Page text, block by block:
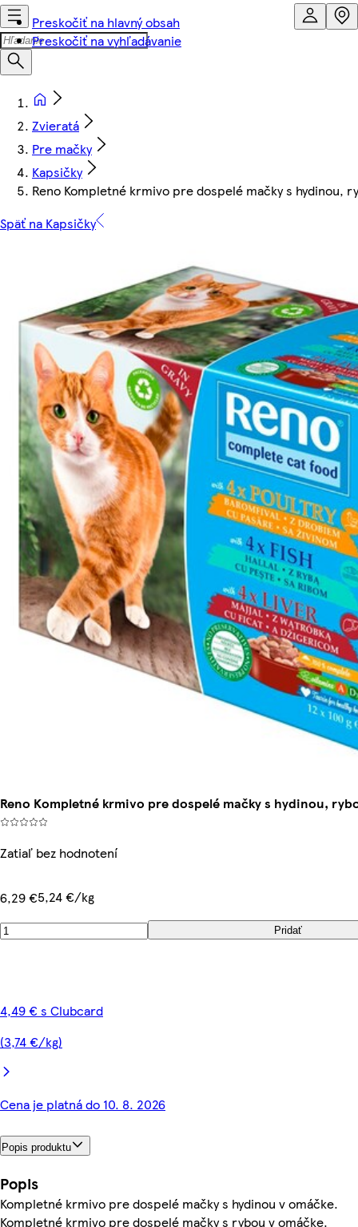
Preskočiť na hlavný obsah
Preskočiť na vyhľadávanie
Zvieratá
Pre mačky
Kapsičky
Reno Kompletné krmivo pre dospelé mačky s hydinou,
Späť na Kapsičky
Reno Kompletné krmivo pre dospelé mačky s hydinou,
Zatiaľ bez hodnotení
6,29 €5,24 €/kg
Pridať
4,49 € s Clubcard
(3,74 €/kg)
Cena je platná do 10. 8. 2026
Popis produktu
Popis
Kompletné krmivo pre dospelé mačky s hydinou v omáčke.
Kompletné krmivo pre dospelé mačky s rybou v omáčke.